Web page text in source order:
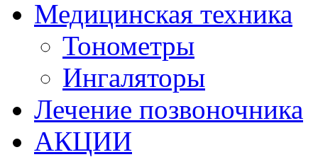
Медицинская техника
Тонометры
Ингаляторы
Лечение позвоночника
АКЦИИ